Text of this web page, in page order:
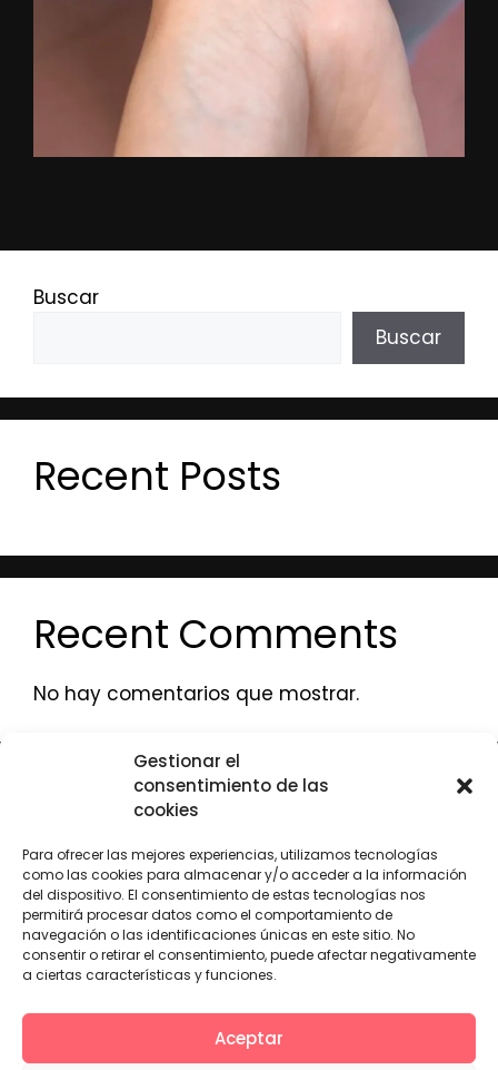
Gestionar el
consentimiento de las
cookies
Para ofrecer las mejores experiencias, utilizamos tecnologías
como las cookies para almacenar y/o acceder a la información
del dispositivo. El consentimiento de estas tecnologías nos
permitirá procesar datos como el comportamiento de
navegación o las identificaciones únicas en este sitio. No
consentir o retirar el consentimiento, puede afectar negativamente
a ciertas características y funciones.
Aceptar
Buscar
Buscar
Recent Posts
Recent Comments
No hay comentarios que mostrar.
Accesibilidad
Sara Pérez Tattoo © Desarrollado porSilicon
«Financiado por la Unión Europea – NextGenerationEU. Sin embargo, los
puntos de vista y las opiniones expresadas son únicamente los del autor o
autores y no reflejan necesariamente los de la Unión Europea o la Comisión
Europea. Ni la Unión Europea ni la Comisión Europea pueden ser
consideradas responsables de las mismas»